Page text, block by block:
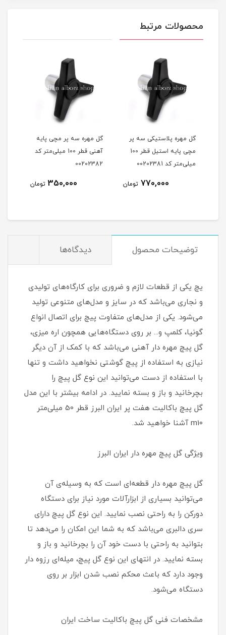
محصولات مرتبط
گل مهره پلاستیکی سه پر
مچی پایه استیل قطر 100
میلی‌متر کد 00202381
770,000 تومان
گل مهره سه پر مچی پایه
آهنی قطر 100 میلی‌متر کد
00202382
350,000 تومان
توضیحات محصول دیدگاه‌ها
یچ یکی از قطعات لازم و ضروری برای کارگاه‌های تولیدی
و نجاری می‌باشد که در سایز و مدل‌های متنوعی تولید
می‌شود. یکی از مدل‌های متفاوت پیچ برای اتصال انواع
گونیا، کلمپ و... بر روی دستگاه‌هایی همچون اره میزی،
گل پیچ مهره دار آهنی می‌باشد که با کمک از آن دیگر
نیازی به استفاده از پیچ گوشتی نخواهید داشت و تنها
با استفاده از دست می‌توانید این نوع گل پیچ را
بچرخانید و باز و بسته نمایید. در ادامه بیشتر با این مدل
گل پیچ باکالیت هفت پر ایران البرز قطر 50 میلی‌متر
m10 آشنا خواهید شد.
ویژگی گل پیچ مهره دار ایران البرز
گل پیچ مهره دار قطعه‌ای است که به وسیله‌ی آن
می‌توانید بسیاری از ابزارآلات مورد نیاز برای دستگاه
دورکن را به راحتی نصب نمایید. این نوع گل پیچ دارای
سری دالبری می‌باشد که به شما این امکان را می‌دهد تا
بتوانید به راحتی با دست خود آن را بچرخانید و باز و
بسته نمایید. در انتهای این نوع گل پیچ، میله‌ای رزوه دار
وجود دارد که باعث محکم نصب شدن ابزار بر روی
دستگاه می‌شود.
مشخصات فنی گل پیچ باکالیت ساخت ایران